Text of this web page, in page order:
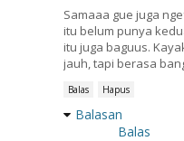
Samaaa gue juga
itu belum punya
itu juga baguus.
jauh, tapi berasa
Balas Hapus
Balasan
Balas